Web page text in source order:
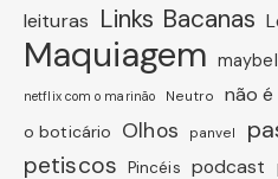
leituras Links Bacanas
Maquiagem
netflix com o marinão Neutro não é
o boticário Olhos panvel
petiscos Pincéis podcast